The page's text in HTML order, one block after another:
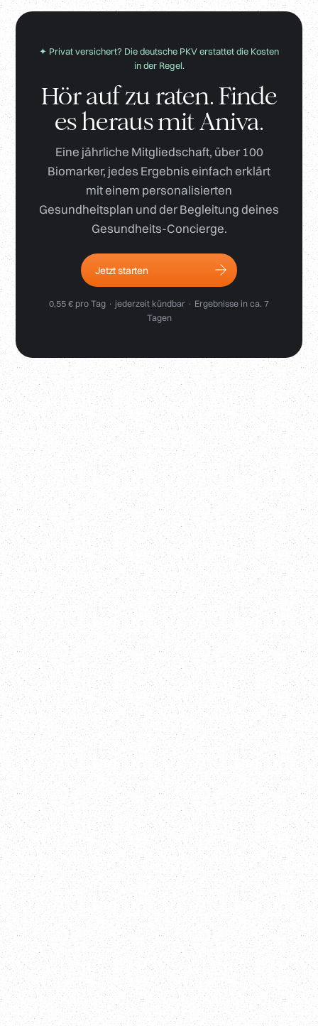
✦ Privat versichert? Die deutsche PKV erstattet die Kosten
in der Regel.
Hör auf zu raten. Finde
es heraus mit Aniva.
Eine jährliche Mitgliedschaft, über 100
Biomarker, jedes Ergebnis einfach erklärt
mit einem personalisierten
Gesundheitsplan und der Begleitung deines
Gesundheits-Concierge.
Jetzt starten
0,55 € pro Tag · jederzeit kündbar · Ergebnisse in ca. 7
Tagen